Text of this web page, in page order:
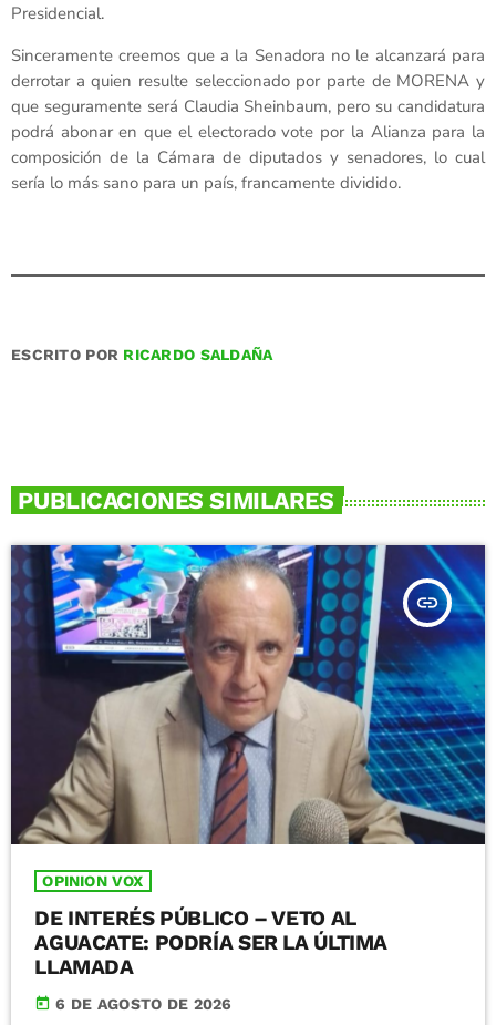
Presidencial.
Sinceramente creemos que a la Senadora no le alcanzará para
derrotar a quien resulte seleccionado por parte de MORENA y
que seguramente será Claudia Sheinbaum, pero su candidatura
podrá abonar en que el electorado vote por la Alianza para la
composición de la Cámara de diputados y senadores, lo cual
sería lo más sano para un país, francamente dividido.
ESCRITO POR RICARDO SALDAÑA
PUBLICACIONES SIMILARES
insert_link
OPINION VOX
DE INTERÉS PÚBLICO – VETO AL
AGUACATE: PODRÍA SER LA ÚLTIMA
LLAMADA
today 6 DE AGOSTO DE 2026